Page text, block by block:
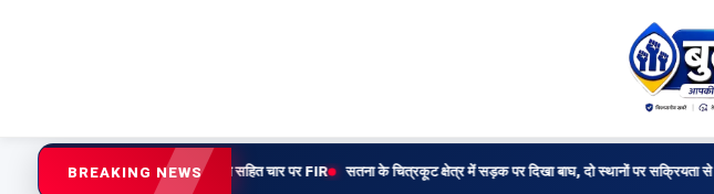
BREAKING NEWS
से नवविवाहिता की आत्महत्या, पति सहित चार पर FIR सतना के चित्रकूट क्षेत्र में सड़क पर दिखा बाघ, दो स्थानों पर सक्रियता से